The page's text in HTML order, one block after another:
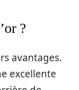
?
avantages.
excellente